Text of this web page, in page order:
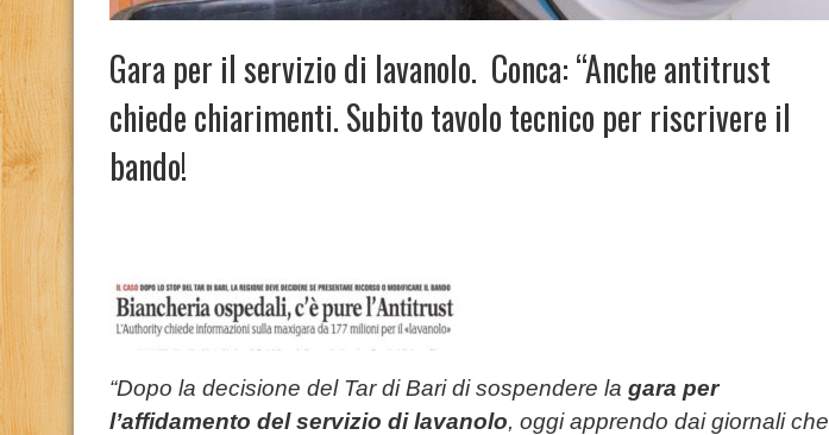
Gara per il servizio di lavanolo. Conca: “Anche antitrust
chiede chiarimenti. Subito tavolo tecnico per riscrivere il
bando!
“Dopo la decisione del Tar di Bari di sospendere la gara per
l’affidamento del servizio di lavanolo, oggi apprendo dai giornali che